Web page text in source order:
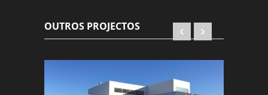
OUTROS PROJECTOS ‹ ›